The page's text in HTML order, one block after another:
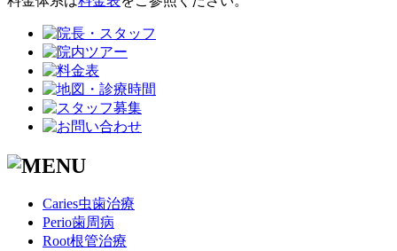
Caries虫歯治療
Perio歯周病
Root根管治療